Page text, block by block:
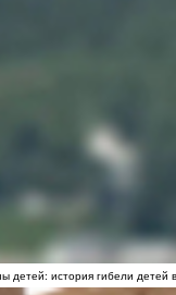
детей: история гибели детей